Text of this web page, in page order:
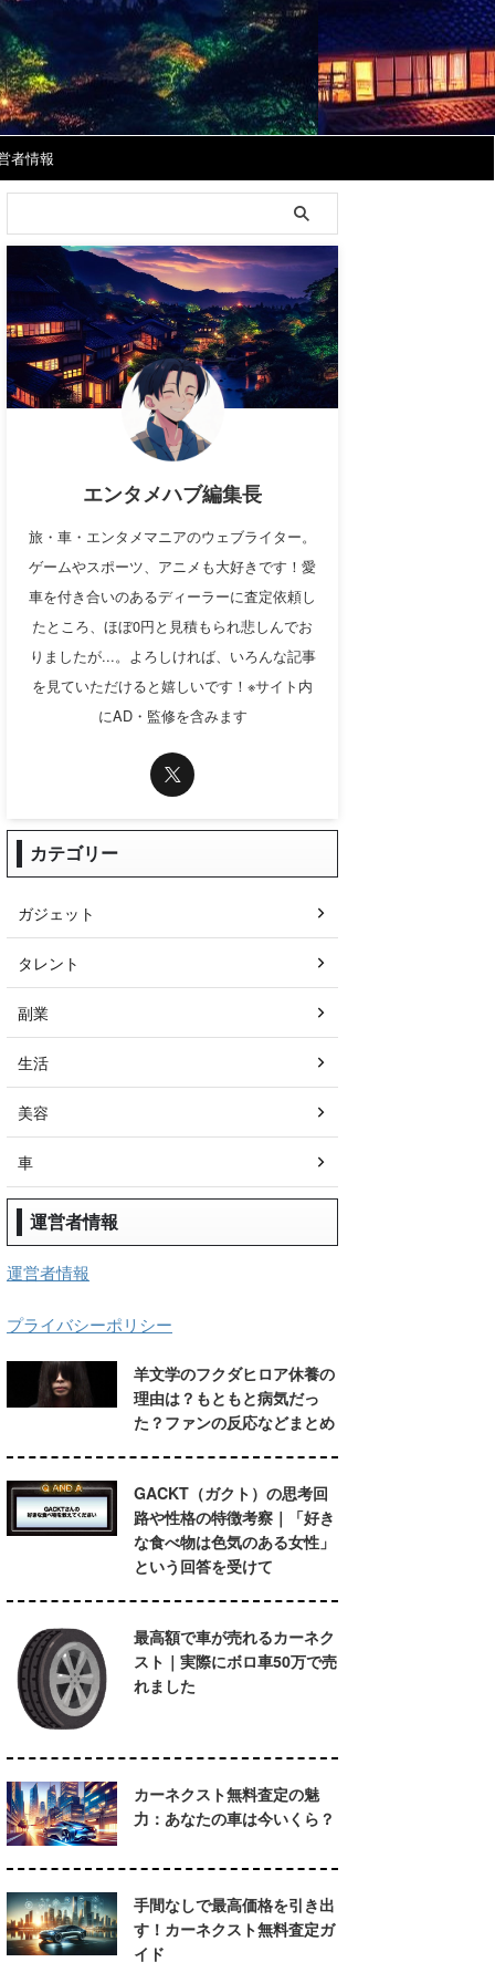
者情報
エンタメハブ編集長
旅・車・エンタメマニアのウェブライター。
ゲームやスポーツ、アニメも大好きです！愛
車を付き合いのあるディーラーに査定依頼し
たところ、ほぼ0円と見積もられ悲しんでお
りましたが...。よろしければ、いろんな記事
を見ていただけると嬉しいです！※サイト内
にAD・監修を含みます
カテゴリー
ガジェット
タレント
副業
生活
美容
車
運営者情報
運営者情報
プライバシーポリシー
羊文学のフクダヒロア休養の
理由は？もともと病気だっ
た？ファンの反応などまとめ
GACKT（ガクト）の思考回
路や性格の特徴考察｜「好き
な食べ物は色気のある女性」
という回答を受けて
最高額で車が売れるカーネク
スト｜実際にボロ車50万で売
れました
カーネクスト無料査定の魅
力：あなたの車は今いくら？
手間なしで最高価格を引き出
す！カーネクスト無料査定ガ
イド